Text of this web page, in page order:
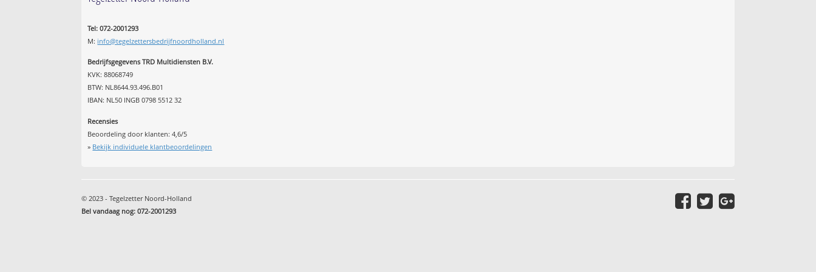
Tel: 072-2001293
M: info@tegelzettersbedrijfnoordholland.nl
Bedrijfsgegevens TRD Multidiensten B.V.
KVK: 88068749
BTW: NL8644.93.496.B01
IBAN: NL50 INGB 0798 5512 32
Recensies
Beoordeling door klanten:4,6/5
» Bekijk individuele klantbeoordelingen
© 2023 - Tegelzetter Noord-Holland
Bel vandaag nog: 072-2001293